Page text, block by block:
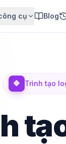
cụ Blog
🔷 Trình tạo